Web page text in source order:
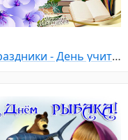
Праздники - День учителя